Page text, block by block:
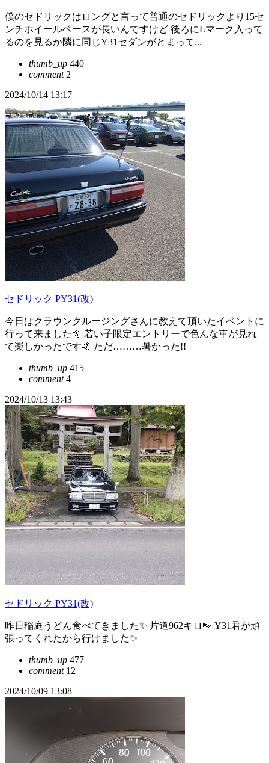
僕のセドリックはロングと言って普通のセドリックより15セ
ンチホイールベースが長いんですけど 後ろにLマーク入って
るのを見るか隣に同じY31セダンがとまって...
thumb_up 440
comment2
2024/10/14 13:17
セドリック PY31(改)
今日はクラウンクルージングさんに教えて頂いたイベントに
行って来ました🤙 若い子限定エントリーで色んな車が見れ
て楽しかったです🤙 ただ………暑かった!!
thumb_up 415
comment4
2024/10/13 13:43
セドリック PY31(改)
昨日稲庭うどん食べてきました✨ 片道962キロ🤟 Y31君が頑
張ってくれたから行けました✨
thumb_up 477
comment12
2024/10/09 13:08